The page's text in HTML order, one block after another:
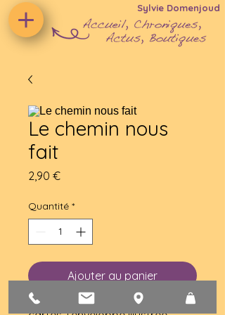
Sylvie Domenjoud
Le chemin nous
fait
2,90 €Prix
Quantité *
Ajouter au panier